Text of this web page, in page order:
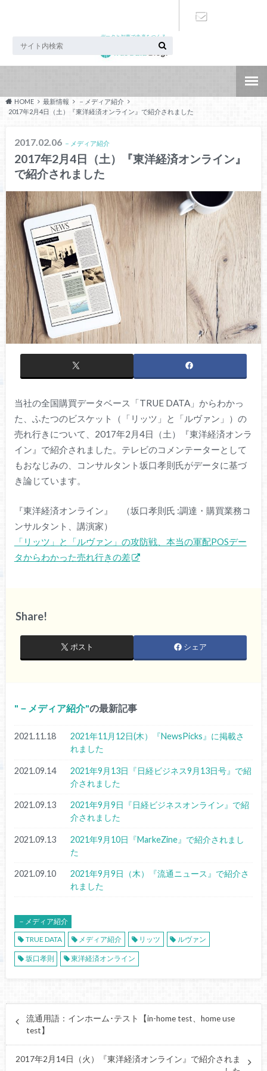
データと知恵で未来をつくる
HOME 最新情報
－メディア紹介
2017年2月4日（土）『東洋経済オンライン』で紹介されました
2017.02.06 －メディア紹介
2017年2月4日（土）『東洋経済オンライン』
で紹介されました
当社の全国購買データベース「TRUE DATA」からわかっ
た、ふたつのビスケット（「リッツ」と「ルヴァン」）の
売れ行きについて、2017年2月4日（土）『東洋経済オンラ
イン』で紹介されました。テレビのコメンテーターとして
もおなじみの、コンサルタント坂口孝則氏がデータに基づ
き論じています。
『東洋経済オンライン』 （坂口孝則氏 :調達・購買業務コ
ンサルタント、講演家）
「リッツ」と「ルヴァン」の攻防戦、本当の軍配POSデー
タからわかった売れ行きの差
Share!
ポスト シェア
－メディア紹介 の最新記事
2021.11.18
2021年11月12日(木）『NewsPicks』に掲載さ
れました
2021.09.14
2021年9月13日『日経ビジネス9月13日号』で紹
介されました
2021.09.13
2021年9月9日『日経ビジネスオンライン』で紹
介されました
2021.09.13
2021年9月10日『MarkeZine』で紹介されまし
た
2021.09.10
2021年9月9日（木）『流通ニュース』で紹介さ
れました
－メディア紹介
TRUE DATA
メディア紹介 リッツ ルヴァン
坂口孝則 東洋経済オンライン
流通用語：インホーム･テスト【in-home test、home use
test】
2017年2月14日（火）『東洋経済オンライン』で紹介されま